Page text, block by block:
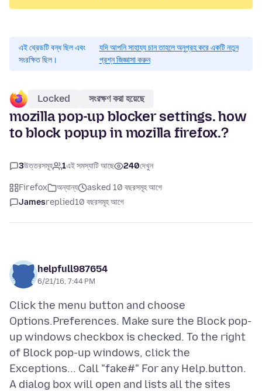
এই থ্রেডটি বন্ধ ছিল এবং
সংরক্ষিত ছিল।
যদি আপনি সাহায্য চান তাহলে অনুগ্রহ করে একটি নতুন
প্রশ্ন জিজ্ঞাসা করুন
Locked সংরক্ষণ করা হয়েছে
mozilla pop-up blocker settings. how
to block popup in mozilla firefox.?
3উত্তরসমূহ 1এই সমস্যাটি আছে 240দেখুন
Firefox অন্যান্য
asked 10 বছরসমূহ আগে
Jamesreplied10 বছরসমূহ আগে
helpfull987654
6/21/16, 7:44 PM
Click the menu button and choose
Options.Preferences. Make sure the Block pop-
up windows checkbox is checked. To the right
of Block pop-up windows, click the
Exceptions... Call "fake#" For any Help.button.
A dialog box will open and lists all the sites